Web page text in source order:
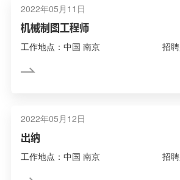
2022年05月11日
机械制图工程师
工作地点：中国 南京 招
2022年05月12日
出纳
工作地点：中国 南京 招